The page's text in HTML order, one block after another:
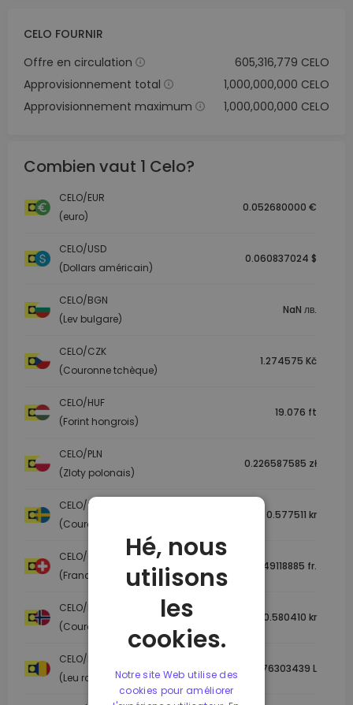
CELO FOURNIR
Offre en circulation
605,316,779 CELO
Approvisionnement total
1,000,000,000 CELO
Approvisionnement maximum
1,000,000,000 CELO
Combien vaut 1 Celo?
CELO/EUR
(euro)
0.052680000 €
CELO/USD
(Dollars américain)
0.060837024 $
CELO/BGN
(Lev bulgare)
NaN лв.
CELO/CZK
(Couronne tchèque)
1.274575 Kč
CELO/HUF
(Forint hongrois)
19.076 ft
CELO/PLN
(Zloty polonais)
0.226587585 zł
CELO/SEK
(Couronne suédoise)
0.577511 kr
CELO/CHF
(Franc suisse)
0.049118885 fr.
CELO/NOK
(Couronne norvégienne)
0.580410 kr
CELO/RON
(Leu roumain)
0.276303439 L
Hé, nous
utilisons
les
cookies.
Notre site Web utilise des
cookies pour améliorer